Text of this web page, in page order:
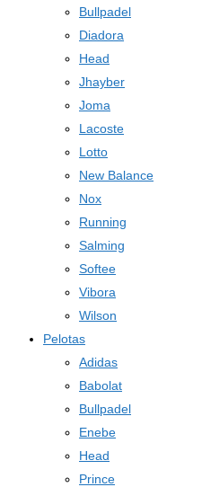
Bullpadel
Diadora
Head
Jhayber
Joma
Lacoste
Lotto
New Balance
Nox
Running
Salming
Softee
Vibora
Wilson
Pelotas
Adidas
Babolat
Bullpadel
Enebe
Head
Prince